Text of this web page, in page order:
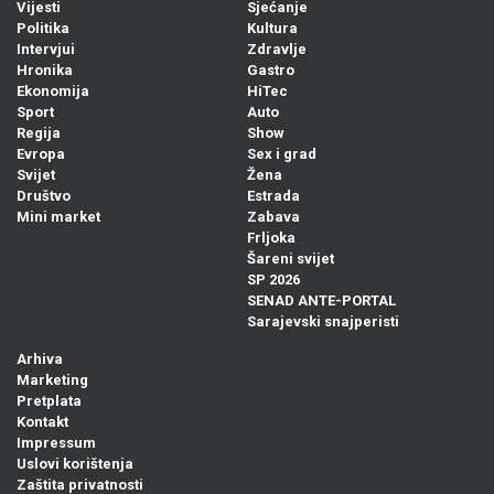
Vijesti
Politika
Intervjui
Hronika
Ekonomija
Sport
Regija
Evropa
Svijet
Društvo
Mini market
Sjećanje
Kultura
Zdravlje
Gastro
HiTec
Auto
Show
Sex i grad
Žena
Estrada
Zabava
Frljoka
Šareni svijet
SP 2026
SENAD ANTE-PORTAL
Sarajevski snajperisti
Arhiva
Marketing
Pretplata
Kontakt
Impressum
Uslovi korištenja
Zaštita privatnosti